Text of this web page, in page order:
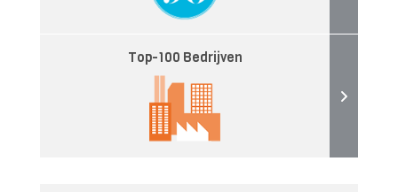
Top-100 Bedrijven